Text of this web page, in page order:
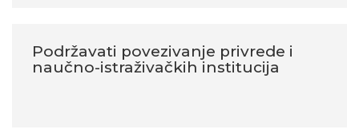
Podržavati povezivanje privrede i
naučno-istraživačkih institucija